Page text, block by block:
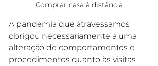
Comprar casa à distância
A pandemia que atravessamos
obrigou necessariamente a uma
alteração de comportamentos e
procedimentos quanto às visitas